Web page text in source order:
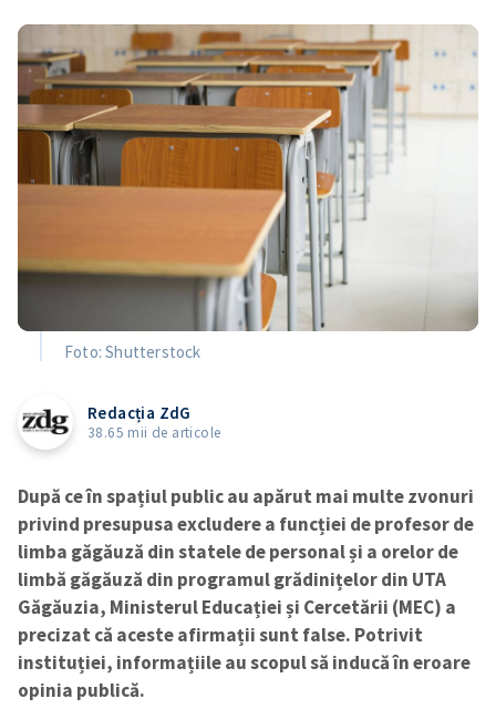
Foto: Shutterstock
Redacția ZdG
38.65 mii de articole
După ce în spațiul public au apărut mai multe zvonuri
privind presupusa excludere a funcției de profesor de
limba găgăuză din statele de personal și a orelor de
limbă găgăuză din programul grădinițelor din UTA
Găgăuzia, Ministerul Educației și Cercetării (MEC) a
precizat că aceste afirmații sunt false. Potrivit
instituției, informațiile au scopul să inducă în eroare
opinia publică.